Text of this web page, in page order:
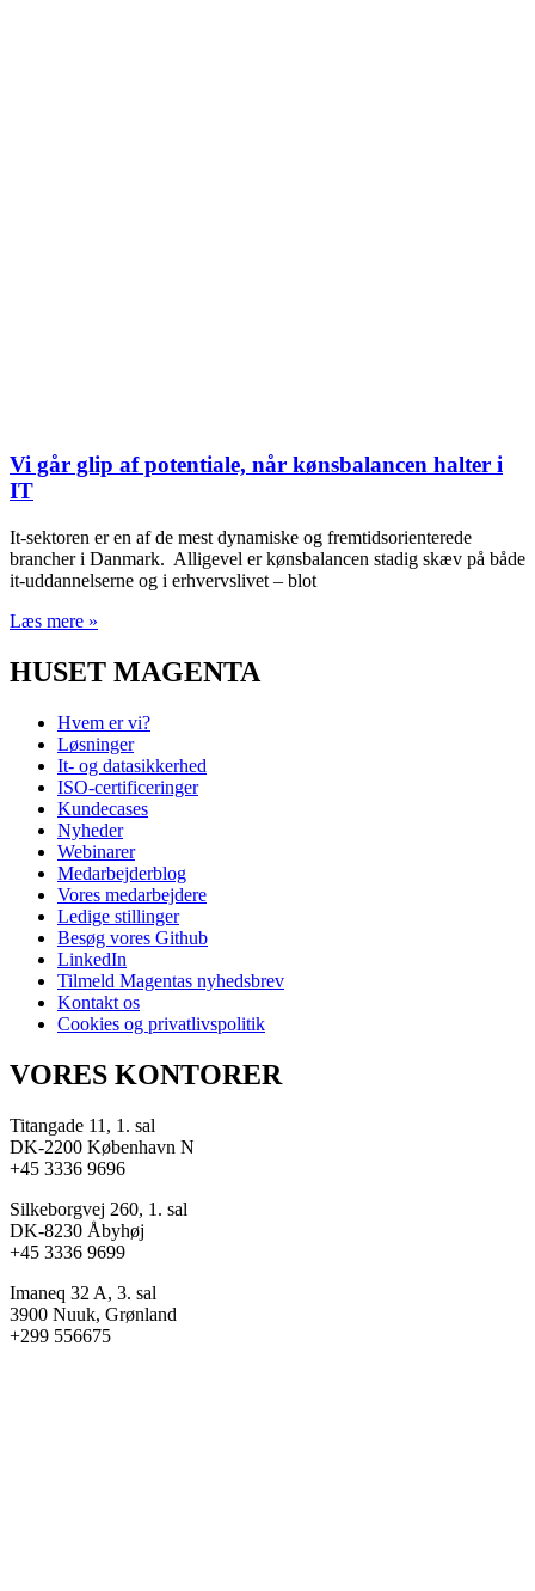
Vi går glip af potentiale, når kønsbalancen halter i
IT
It-sektoren er en af de mest dynamiske og fremtidsorienterede
brancher i Danmark. Alligevel er kønsbalancen stadig skæv på både
it-uddannelserne og i erhvervslivet – blot
Læs mere »
HUSET MAGENTA
Hvem er vi?
Løsninger
It- og datasikkerhed
ISO-certificeringer
Kundecases
Nyheder
Webinarer
Medarbejderblog
Vores medarbejdere
Ledige stillinger
Besøg vores Github
LinkedIn
Tilmeld Magentas nyhedsbrev
Kontakt os
Cookies og privatlivspolitik
VORES KONTORER
Titangade 11, 1. sal
DK-2200 København N
+45 3336 9696
Silkeborgvej 260, 1. sal
DK-8230 Åbyhøj
+45 3336 9699
Imaneq 32 A, 3. sal
3900 Nuuk, Grønland
+299 556675